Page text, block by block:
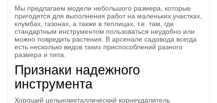
Мы предлагаем модели небольшого размера, которые
пригодятся для выполнения работ на маленьких участках,
клумбах, газонах, а также в теплицах, т.е. там, где
стандартным инструментом пользоваться неудобно или
можно повредить растения. В арсенале садовода всегда
есть несколько видов таких приспособлений разного
размера и типа.
Признаки надежного
инструмента
Хороший цельнометаллический корнеудалитель